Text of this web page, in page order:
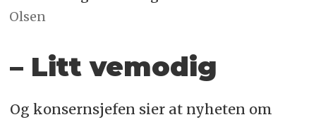
Olsen
– Litt vemodig
Og konsernsjefen sier at nyheten om